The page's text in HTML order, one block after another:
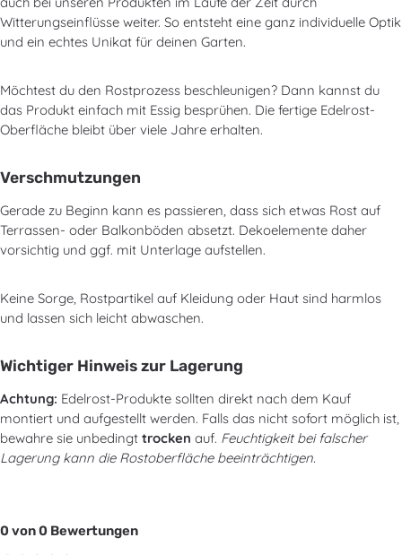
Witterungseinflüsse weiter. So entsteht eine ganz individuelle Optik
und ein echtes Unikat für deinen Garten.
Möchtest du den Rostprozess beschleunigen? Dann kannst du
das Produkt einfach mit Essig besprühen. Die fertige Edelrost-
Oberfläche bleibt über viele Jahre erhalten.
Verschmutzungen
Gerade zu Beginn kann es passieren, dass sich etwas Rost auf
Terrassen- oder Balkonböden absetzt. Dekoelemente daher
vorsichtig und ggf. mit Unterlage aufstellen.
Keine Sorge, Rostpartikel auf Kleidung oder Haut sind harmlos
und lassen sich leicht abwaschen.
Wichtiger Hinweis zur Lagerung
Achtung: Edelrost-Produkte sollten direkt nach dem Kauf
montiert und aufgestellt werden. Falls das nicht sofort möglich ist,
bewahre sie unbedingt trocken auf. Feuchtigkeit bei falscher
Lagerung kann die Rostoberfläche beeinträchtigen.
0 von 0 Bewertungen